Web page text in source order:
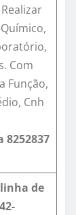
Com
Função,
Cnh
8252837
de